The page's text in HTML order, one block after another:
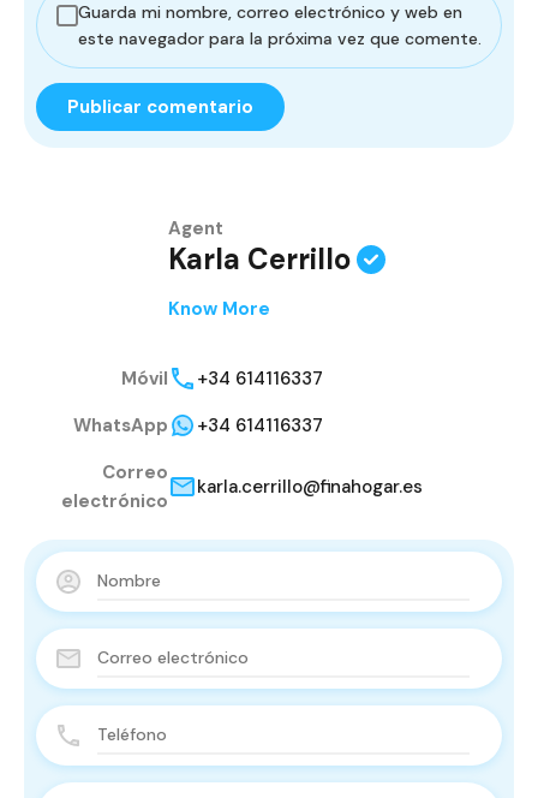
Guarda mi nombre, correo electrónico y web en
este navegador para la próxima vez que comente.
Agent
Karla Cerrillo
Know More
Móvil
+34 614116337
WhatsApp
+34 614116337
Correo
electrónico
karla.cerrillo@finahogar.es